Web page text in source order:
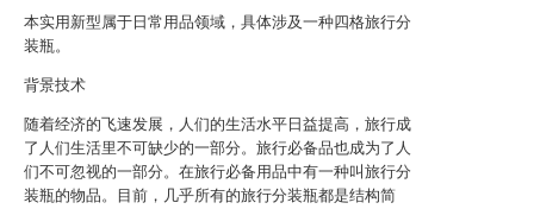
本实用新型属于日常用品领域，具体涉及一种四格旅行分
装瓶。
背景技术
随着经济的飞速发展，人们的生活水平日益提高，旅行成
了人们生活里不可缺少的一部分。旅行必备品也成为了人
们不可忽视的一部分。在旅行必备用品中有一种叫旅行分
装瓶的物品。目前，几乎所有的旅行分装瓶都是结构简